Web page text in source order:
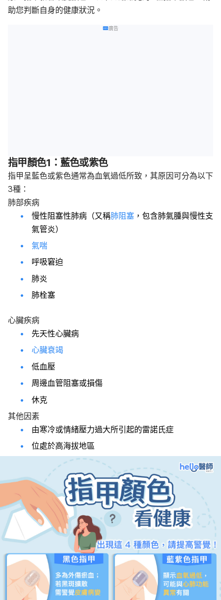
助您判斷自身的健康狀況。
廣告
指甲顏色1：藍色或紫色
指甲呈藍色或紫色通常為血氧過低所致，其原因可分為以下
3種：
肺部疾病
慢性阻塞性肺病（又稱肺阻塞 ，包含肺氣腫與慢性支
氣管炎）
氣喘
呼吸窘迫
肺炎
肺栓塞
心臟疾病
先天性心臟病
心臟衰竭
低血壓
周邊血管阻塞或損傷
休克
其他因素
由寒冷或情緒壓力過大所引起的雷諾氏症
位處於高海拔地區